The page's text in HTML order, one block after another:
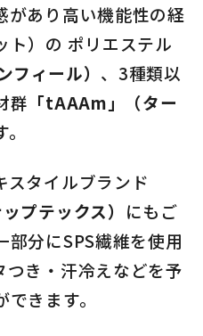
があり高い機能性の経
ト）の ポリエステル
フィール） 、3種類以
群 「tAAAm」（ター
スタイルブランド
プテックス） にもご
分にSPS繊維を使用
つき・汗冷えなどを予
きます。